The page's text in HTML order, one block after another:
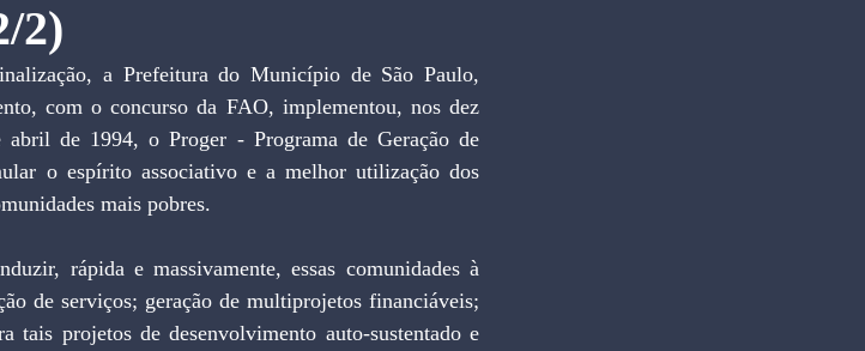
2)
a Prefeitura do Município de São Paulo,
com o concurso da FAO, implementou, nos dez
abril de 1994, o Proger - Programa de Geração de
o espírito associativo e a melhor utilização dos
mais pobres.
rápida e massivamente, essas comunidades à
de serviços; geração de multiprojetos financiáveis;
tais projetos de desenvolvimento auto-sustentado e